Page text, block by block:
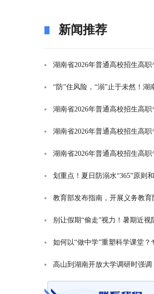
新闻推荐
别让假期“偷走”视力！暑期近视
如何以“做中学”重塑科学课堂？